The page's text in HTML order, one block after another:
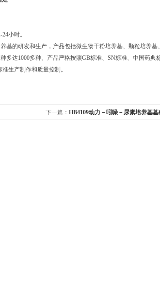
小时。
基的研发和生产，产品包括微生物干粉培养基、颗粒培养
多达1000多种。产品严格按照GB标准、SN标准、中国药
生产制作和质量控制。
下一篇： HB4109动力－吲哚－尿素培养基基